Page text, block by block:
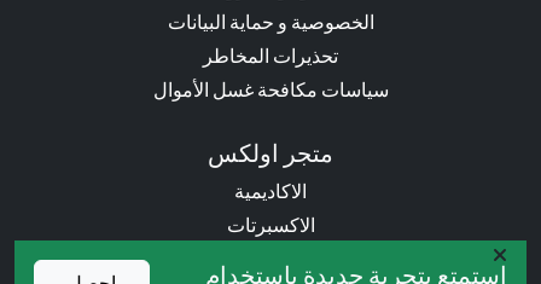
استمتع بتجربة جديدة باستخدام
الخصوصية و حماية البيانات
تحذيرات المخاطر
سياسات مكافحة غسل الأموال
متجر اولكس
الاكاديمية
الاكسبرتات